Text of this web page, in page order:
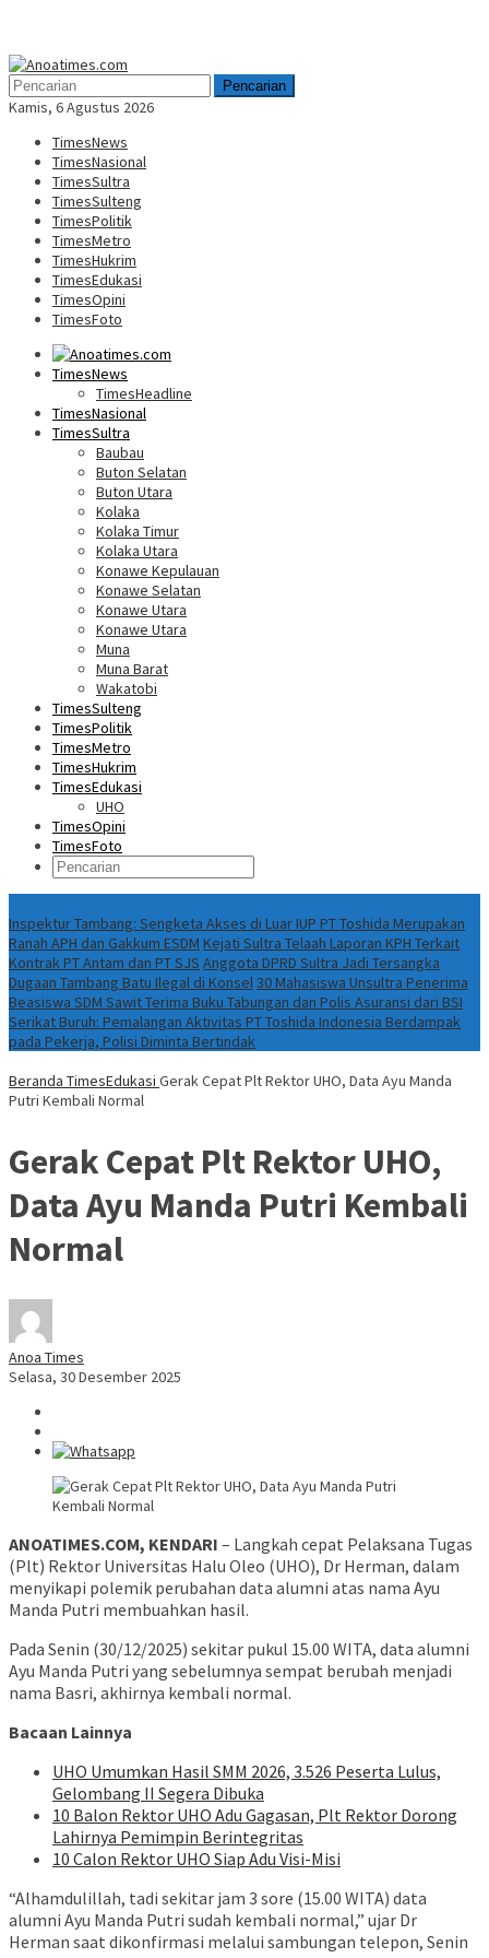
Menu
Mobile
Pencarian
Kamis, 6 Agustus 2026
TimesNews
TimesNasional
TimesSultra
TimesSulteng
TimesPolitik
TimesMetro
TimesHukrim
TimesEdukasi
TimesOpini
TimesFoto
TimesNews
TimesHeadline
TimesNasional
TimesSultra
Baubau
Buton Selatan
Buton Utara
Kolaka
Kolaka Timur
Kolaka Utara
Konawe Kepulauan
Konawe Selatan
Konawe Utara
Konawe Utara
Muna
Muna Barat
Wakatobi
TimesSulteng
TimesPolitik
TimesMetro
TimesHukrim
TimesEdukasi
UHO
TimesOpini
TimesFoto
Inspektur Tambang: Sengketa Akses di Luar IUP PT Toshida Merupakan
Ranah APH dan Gakkum ESDM Kejati Sultra Telaah Laporan KPH Terkait
Kontrak PT Antam dan PT SJS Anggota DPRD Sultra Jadi Tersangka
Dugaan Tambang Batu Ilegal di Konsel30 Mahasiswa Unsultra Penerima
Beasiswa SDM Sawit Terima Buku Tabungan dan Polis Asuransi dari BSI
Serikat Buruh: Pemalangan Aktivitas PT Toshida Indonesia Berdampak
pada Pekerja, Polisi Diminta Bertindak
Beranda TimesEdukasi Gerak Cepat Plt Rektor UHO, Data Ayu Manda
Putri Kembali Normal
Gerak Cepat Plt Rektor UHO,
Data Ayu Manda Putri Kembali
Normal
Anoa Times
Selasa, 30 Desember 2025
ANOATIMES.COM, KENDARI – Langkah cepat Pelaksana Tugas
(Plt) Rektor Universitas Halu Oleo (UHO), Dr Herman, dalam
menyikapi polemik perubahan data alumni atas nama Ayu
Manda Putri membuahkan hasil.
Pada Senin (30/12/2025) sekitar pukul 15.00 WITA, data alumni
Ayu Manda Putri yang sebelumnya sempat berubah menjadi
nama Basri, akhirnya kembali normal.
Bacaan Lainnya
UHO Umumkan Hasil SMM 2026, 3.526 Peserta Lulus,
Gelombang II Segera Dibuka
10 Balon Rektor UHO Adu Gagasan, Plt Rektor Dorong
Lahirnya Pemimpin Berintegritas
10 Calon Rektor UHO Siap Adu Visi-Misi
“Alhamdulillah, tadi sekitar jam 3 sore (15.00 WITA) data
alumni Ayu Manda Putri sudah kembali normal,” ujar Dr
Herman saat dikonfirmasi melalui sambungan telepon, Senin